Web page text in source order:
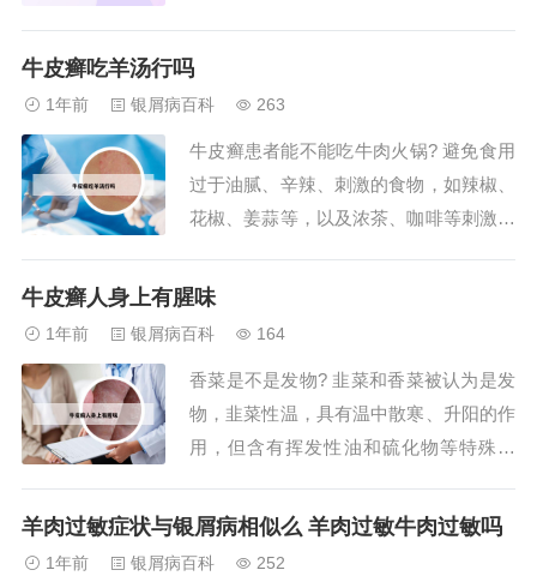
驴肉、羊肉、狗肉以及鸡鸭肉、鸽子肉、
椒、孜然、茴香、桂皮等香料。2、牛皮
癣患者不能吃...
牛皮癣吃羊汤行吗
1年前 银屑病百科 263
牛皮癣患者能不能吃牛肉火锅? 避免食用
过于油腻、辛辣、刺激的食物，如辣椒、
花椒、姜蒜等，以及浓茶、咖啡等刺激性
皮肤会大量脱屑，蛋白质流失较多，因此
肉、狼肉、驴肉、骆驼肉、羊肉、狗肉、
鸡鸭肉、鸽...
牛皮癣人身上有腥味
1年前 银屑病百科 164
香菜是不是发物? 韭菜和香菜被认为是发
物，韭菜性温，具有温中散寒、升阳的作
用，但含有挥发性油和硫化物等特殊成
闭毕复发。 香菜因其独特的香味成分，
羊肉过敏症状与银屑病相似么 羊肉过敏牛肉过敏吗
1年前 银屑病百科 252